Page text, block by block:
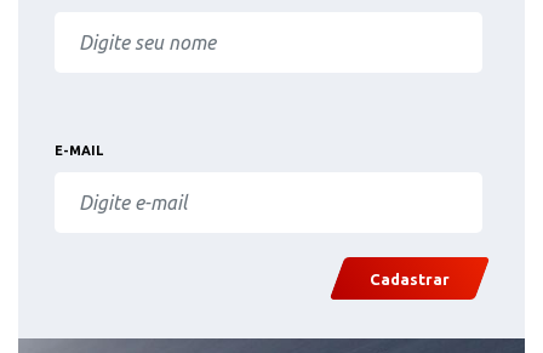
E-MAIL
Cadastrar